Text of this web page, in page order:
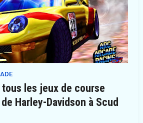
les jeux de course
Harley-Davidson à Scud